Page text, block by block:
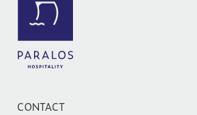
CONTACT